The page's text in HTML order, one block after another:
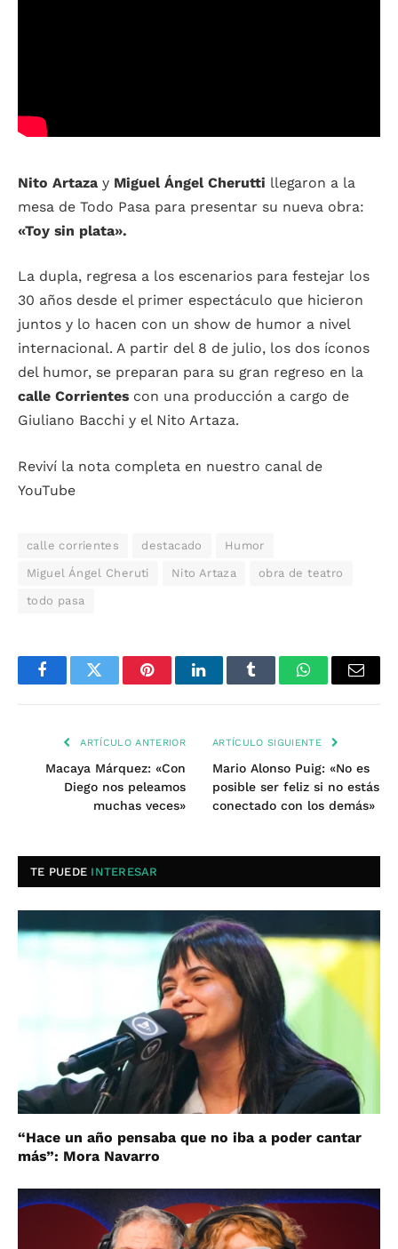
Nito Artaza y Miguel Ángel Cherutti llegaron a la
mesa de Todo Pasa para presentar su nueva obra:
«Toy sin plata».
La dupla, regresa a los escenarios para festejar los
30 años desde el primer espectáculo que hicieron
juntos y lo hacen con un show de humor a nivel
internacional. A partir del 8 de julio, los dos íconos
del humor, se preparan para su gran regreso en la
calle Corrientes con una producción a cargo de
Giuliano Bacchi y el Nito Artaza.
Reviví la nota completa en nuestro canal de
YouTube
calle corrientes destacado Humor
Miguel Ángel Cheruti Nito Artaza obra de teatro
todo pasa
FacebookTwitter PinterestLinkedInTumblr WhatsAppEmail
ARTÍCULO ANTERIOR
Macaya Márquez: «Con
Diego nos peleamos
muchas veces»
ARTÍCULO SIGUIENTE
Mario Alonso Puig: «No es
posible ser feliz si no estás
conectado con los demás»
TE PUEDE INTERESAR
“Hace un año pensaba que no iba a poder cantar
más”: Mora Navarro